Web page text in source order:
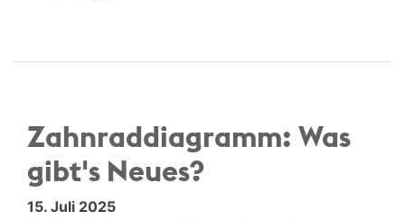
Zahnrad­diagramm: Was
gibt's Neues?
15. Juli 2025